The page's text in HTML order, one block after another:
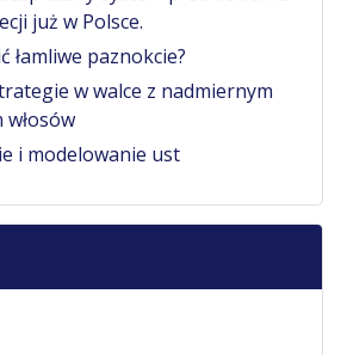
już w Polsce.
łamliwe paznokcie?
w walce z nadmiernym
i modelowanie ust